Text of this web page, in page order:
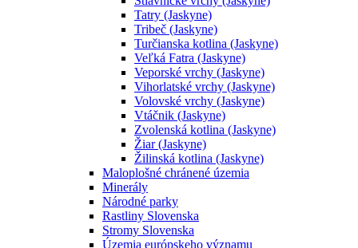
Tatry (Jaskyne)
Tribeč (Jaskyne)
Turčianska kotlina (Jaskyne)
Veľká Fatra (Jaskyne)
Veporské vrchy (Jaskyne)
Vihorlatské vrchy (Jaskyne)
Volovské vrchy (Jaskyne)
Vtáčnik (Jaskyne)
Zvolenská kotlina (Jaskyne)
Žiar (Jaskyne)
Žilinská kotlina (Jaskyne)
Maloplošné chránené územia
Minerály
Národné parky
Rastliny Slovenska
Stromy Slovenska
Územia európskeho významu